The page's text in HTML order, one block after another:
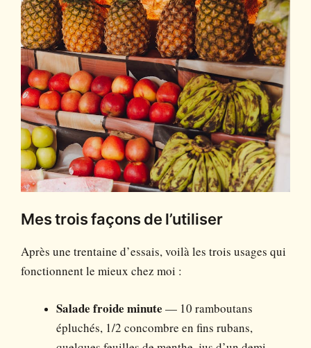
Mes trois façons de l’utiliser
Après une trentaine d’essais, voilà les trois usages qui
fonctionnent le mieux chez moi :
Salade froide minute — 10 ramboutans
épluchés, 1/2 concombre en fins rubans,